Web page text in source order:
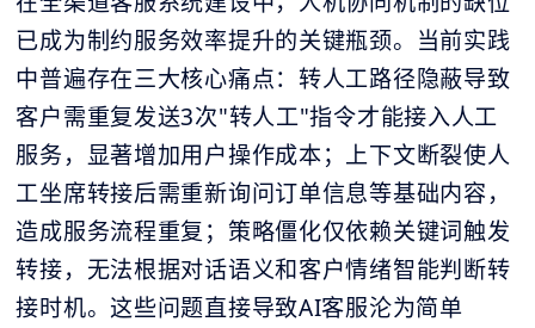
已成为制约服务效率提升的关键瓶颈。当前实践
中普遍存在三大核心痛点：转人工路径隐蔽导致
客户需重复发送3次"转人工"指令才能接入人工
服务，显著增加用户操作成本；上下文断裂使人
工坐席转接后需重新询问订单信息等基础内容，
造成服务流程重复；策略僵化仅依赖关键词触发
转接，无法根据对话语义和客户情绪智能判断转
接时机。这些问题直接导致AI客服沦为简单